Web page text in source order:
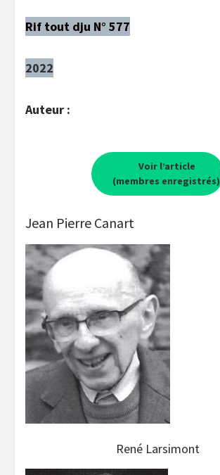
Rif tout dju N° 577
2022
Auteur :
Voir l’article
(membres enregistrés)
Jean Pierre Canart
René Larsimont